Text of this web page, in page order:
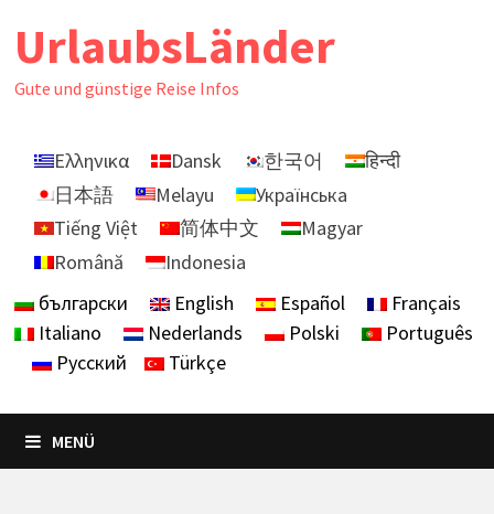
UrlaubsLänder
Gute und günstige Reise Infos
Ελληνικα Dansk 한국어
हिन्दी
日本語
Melayu
Українська
Tiếng Việt
简体中文
Magyar
Română
Indonesia
български
English Español
Français
Italiano
Nederlands Polski
Português
Русский
Türkçe
MENÜ